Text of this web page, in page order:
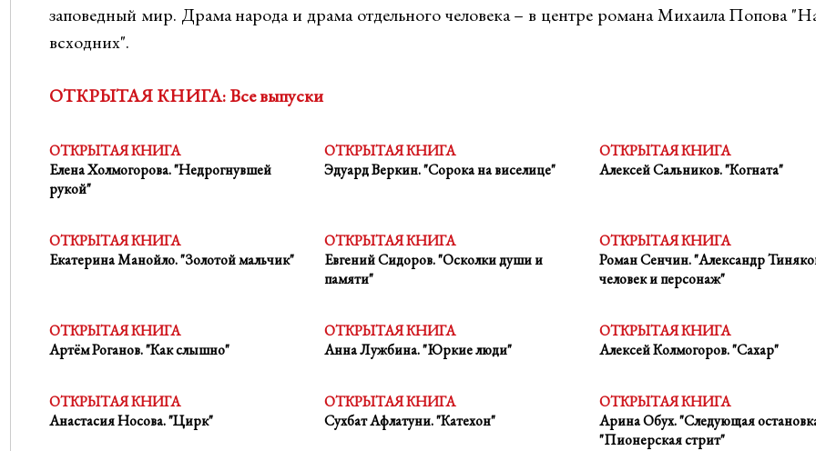
заповедный мир. Драма народа и драма отдельного человека – в центре романа Михаила Попова
всходних".
ОТКРЫТАЯ КНИГА: Все выпуски
ОТКРЫТАЯ КНИГА
Елена Холмогорова. "Недрогнувшей
рукой"
ОТКРЫТАЯ КНИГА
Эдуард Веркин. "Сорока на виселице"
ОТКРЫТАЯ КНИГА
Алексей Сальников. "Когната"
ОТКРЫТАЯ КНИГА
Екатерина Манойло. "Золотой мальчик"
ОТКРЫТАЯ КНИГА
Евгений Сидоров. "Осколки души и
памяти"
ОТКРЫТАЯ КНИГА
Роман Сенчин. "Александр
человек и персонаж"
ОТКРЫТАЯ КНИГА
Артём Роганов. "Как слышно"
ОТКРЫТАЯ КНИГА
Анна Лужбина. "Юркие люди"
ОТКРЫТАЯ КНИГА
Алексей Колмогоров. "Сахар"
ОТКРЫТАЯ КНИГА
Анастасия Носова. "Цирк"
ОТКРЫТАЯ КНИГА
Сухбат Афлатуни. "Катехон"
ОТКРЫТАЯ КНИГА
Арина Обух. "Следующая
"Пионерская стрит"